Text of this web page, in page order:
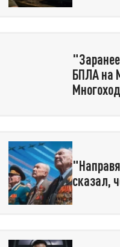
БПЛА на
сказал,